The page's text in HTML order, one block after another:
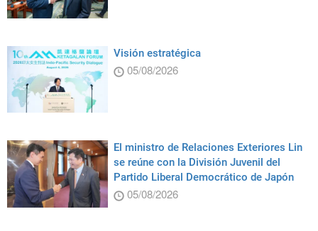
Visión estratégica
05/08/2026
El ministro de Relaciones Exteriores Lin
se reúne con la División Juvenil del
Partido Liberal Democrático de Japón
05/08/2026